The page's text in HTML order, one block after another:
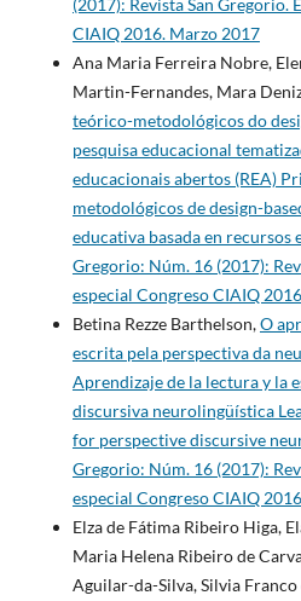
(2017): Revista San Gregorio.
CIAIQ 2016. Marzo 2017
Ana Maria Ferreira Nobre,
Martin-Fernandes, Mara
teórico-metodológicos do
pesquisa educacional
educacionais abertos (REA)
metodológicos de design-
educativa basada en recursos
Gregorio: Núm. 16 (2017):
especial Congreso CIAIQ
Betina Rezze Barthelson,O
escrita pela perspectiva da
Aprendizaje de la lectura y la
discursiva neurolingüística
for perspective discursive
Gregorio: Núm. 16 (2017):
especial Congreso CIAIQ
Elza de Fátima Ribeiro Higa,
Maria Helena Ribeiro de
Aguilar-da-Silva, Silvia